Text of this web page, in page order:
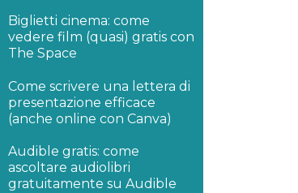
Biglietti cinema: come
vedere film (quasi) gratis con
The Space
Come scrivere una lettera di
presentazione efficace
(anche online con Canva)
Audible gratis: come
ascoltare audiolibri
gratuitamente su Audible